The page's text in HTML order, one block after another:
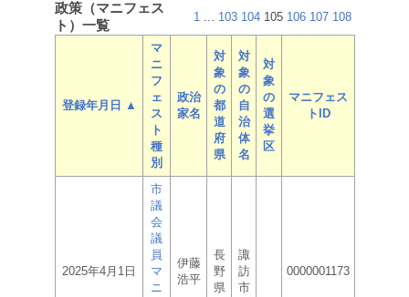
政策（マニフェス
ト）一覧
1 ... 103 104 105 106 107 108
登録年月日 ▲
マ
ニ
フ
ェ
ス
ト
種
別
政治
家名
対
象
の
都
道
府
県
対
象
の
自
治
体
名
対
象
の
選
挙
区
マニフェス
トID
2025年4月1日
市
議
会
議
員
マ
ニ
伊藤
浩平
長
野
県
諏
訪
市
0000001173